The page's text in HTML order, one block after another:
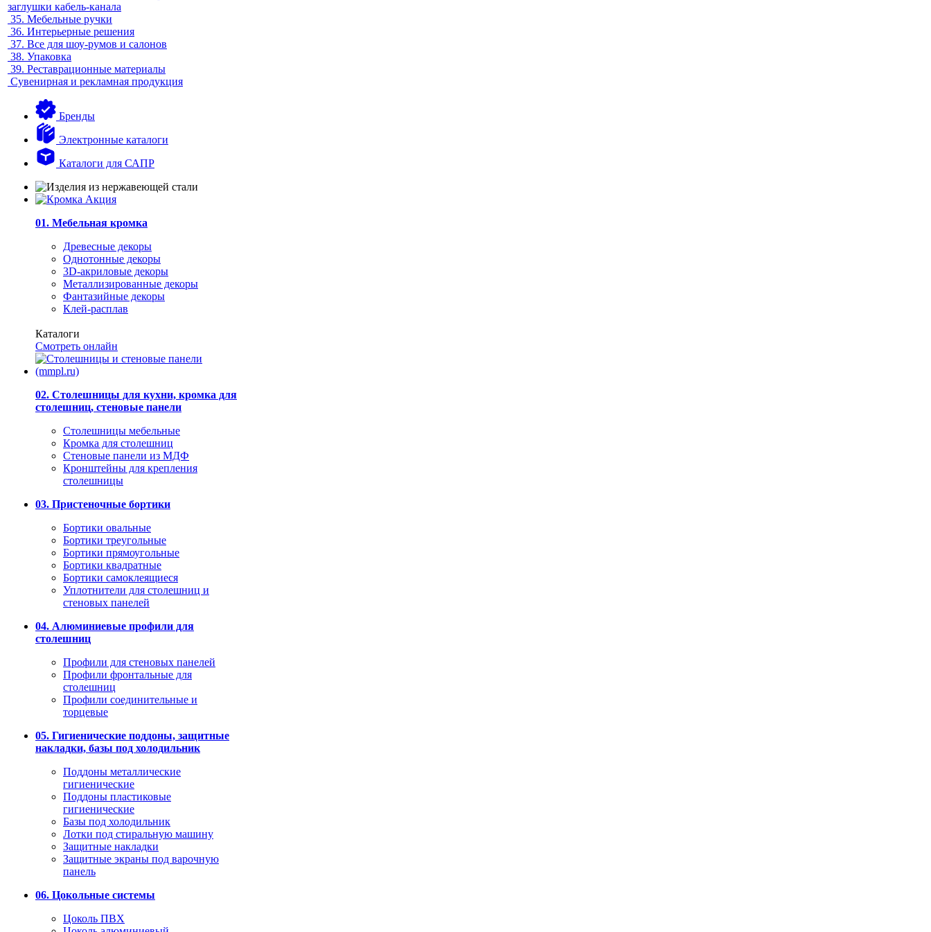
заглушки кабель-канала
35. Мебельные ручки
36. Интерьерные решения
37. Все для шоу-румов и салонов
38. Упаковка
39. Реставрационные материалы
Сувенирная и рекламная продукция
Бренды
Электронные каталоги
Каталоги для САПР
01. Мебельная кромка
Древесные декоры
Однотонные декоры
3D-акриловые декоры
Металлизированные декоры
Фантазийные декоры
Клей-расплав
Каталоги
Смотреть онлайн
02. Столешницы для кухни, кромка для
столешниц, стеновые панели
Столешницы мебельные
Кромка для столешниц
Стеновые панели из МДФ
Кронштейны для крепления
столешницы
03. Пристеночные бортики
Бортики овальные
Бортики треугольные
Бортики прямоугольные
Бортики квадратные
Бортики самоклеящиеся
Уплотнители для столешниц и
стеновых панелей
04. Алюминиевые профили для
столешниц
Профили для стеновых панелей
Профили фронтальные для
столешниц
Профили соединительные и
торцевые
05. Гигиенические поддоны, защитные
накладки, базы под холодильник
Поддоны металлические
гигиенические
Поддоны пластиковые
гигиенические
Базы под холодильник
Лотки под стиральную машину
Защитные накладки
Защитные экраны под варочную
панель
06. Цокольные системы
Цоколь ПВХ